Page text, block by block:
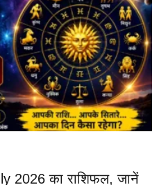
2026 का राशिफल, जानें